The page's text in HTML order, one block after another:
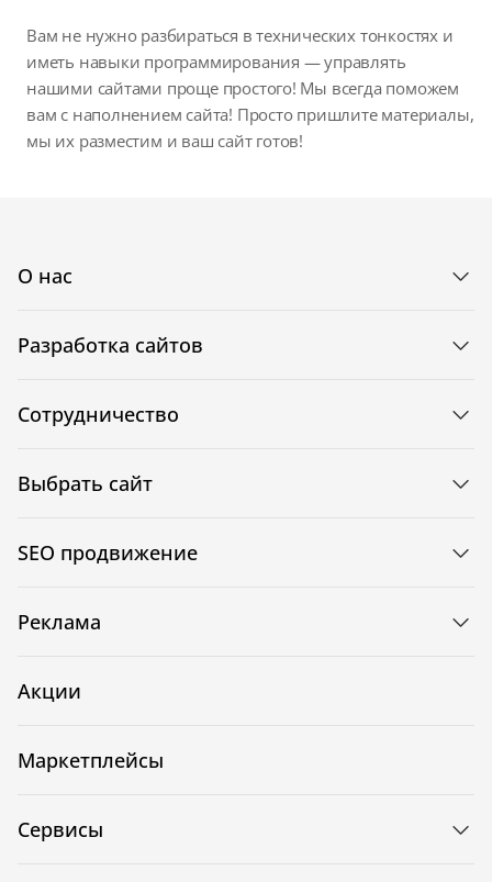
Вам не нужно разбираться в технических тонкостях и
иметь навыки программирования — управлять
нашими сайтами проще простого! Мы всегда поможем
вам с наполнением сайта! Просто пришлите материалы,
мы их разместим и ваш сайт готов!
О нас
Разработка сайтов
Сотрудничество
Выбрать сайт
SEO продвижение
Реклама
Акции
Маркетплейсы
Сервисы